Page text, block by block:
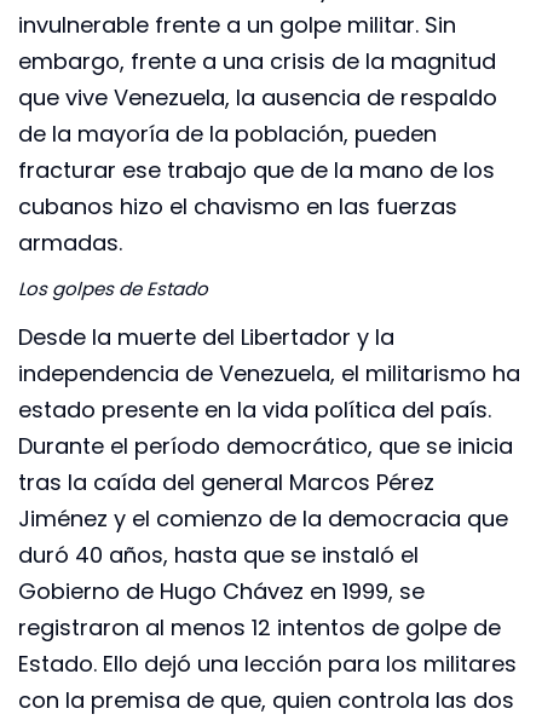
invulnerable frente a un golpe militar. Sin
embargo, frente a una crisis de la magnitud
que vive Venezuela, la ausencia de respaldo
de la mayoría de la población, pueden
fracturar ese trabajo que de la mano de los
cubanos hizo el chavismo en las fuerzas
armadas.
Los golpes de Estado
Desde la muerte del Libertador y la
independencia de Venezuela, el militarismo ha
estado presente en la vida política del país.
Durante el período democrático, que se inicia
tras la caída del general Marcos Pérez
Jiménez y el comienzo de la democracia que
duró 40 años, hasta que se instaló el
Gobierno de Hugo Chávez en 1999, se
registraron al menos 12 intentos de golpe de
Estado. Ello dejó una lección para los militares
con la premisa de que, quien controla las dos